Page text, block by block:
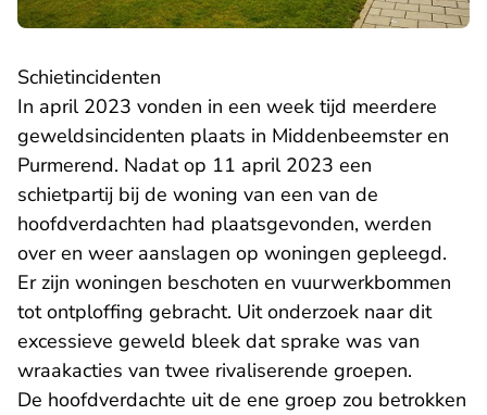
Schietincidenten
In april 2023 vonden in een week tijd meerdere
geweldsincidenten plaats in Middenbeemster en
Purmerend. Nadat op 11 april 2023 een
schietpartij bij de woning van een van de
hoofdverdachten had plaatsgevonden, werden
over en weer aanslagen op woningen gepleegd.
Er zijn woningen beschoten en vuurwerkbommen
tot ontploffing gebracht. Uit onderzoek naar dit
excessieve geweld bleek dat sprake was van
wraakacties van twee rivaliserende groepen.
De hoofdverdachte uit de ene groep zou betrokken